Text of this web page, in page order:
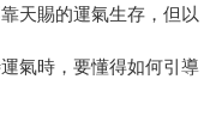
天賜的運氣生存，但以
氣時，要懂得如何引導